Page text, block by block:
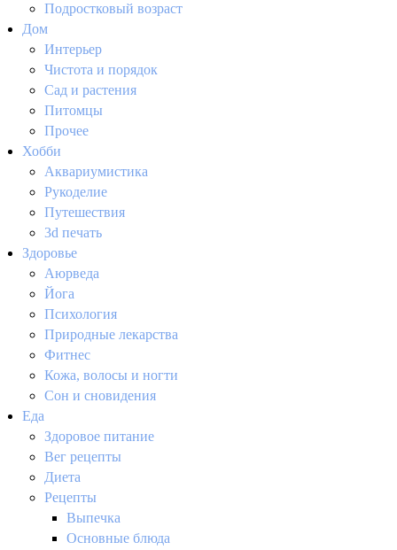
Подростковый возраст
Дом
Интерьер
Чистота и порядок
Сад и растения
Питомцы
Прочее
Хобби
Аквариумистика
Рукоделие
Путешествия
3d печать
Здоровье
Аюрведа
Йога
Психология
Природные лекарства
Фитнес
Кожа, волосы и ногти
Сон и сновидения
Еда
Здоровое питание
Вег рецепты
Диета
Рецепты
Выпечка
Основные блюда